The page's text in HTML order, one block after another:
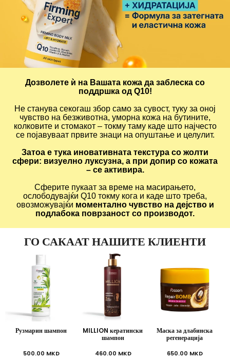
Дозволете ѝ на Вашата кожа да заблеска со
поддршка од Q10!
Не станува секогаш збор само за сувост, туку за оној
чувствo на безживотна, уморна кожа на бутините,
колковите и стомакот – токму таму каде што најчесто
се појавуваат првите знаци на опуштање и целулит.
Затоа е тука иновативната текстура со жолти
сфери: визуелно луксузна, а при допир со кожата
– се активира.
Сферите пукаат за време на масирањето,
ослободувајќи Q10 токму кога и каде што треба,
овозможувајќи моментално чувство на дејство и
подлабока поврзаност со производот.
ГО САКААТ НАШИТЕ КЛИЕНТИ
Рузмарин шампон
500.00 MKD
MILLION кератински
шампон
460.00 MKD
Маска за длабинска
регенерација
650.00 MKD